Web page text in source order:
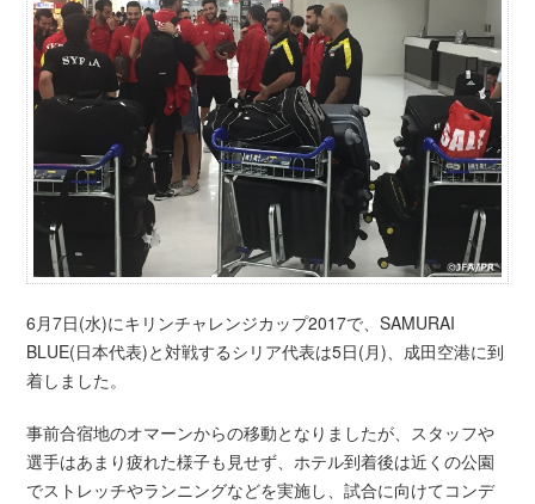
6月7日(水)にキリンチャレンジカップ2017で、SAMURAI
BLUE(日本代表)と対戦するシリア代表は5日(月)、成田空港に到
着しました。
事前合宿地のオマーンからの移動となりましたが、スタッフや
選手はあまり疲れた様子も見せず、ホテル到着後は近くの公園
でストレッチやランニングなどを実施し、試合に向けてコンデ